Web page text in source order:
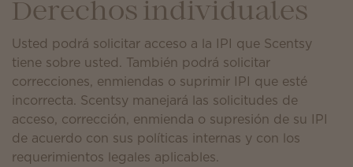
Derechos individuales
Usted podrá solicitar acceso a la IPI que Scentsy
tiene sobre usted. También podrá solicitar
correcciones, enmiendas o suprimir IPI que esté
incorrecta. Scentsy manejará las solicitudes de
acceso, corrección, enmienda o supresión de su IPI
de acuerdo con sus políticas internas y con los
requerimientos legales aplicables.